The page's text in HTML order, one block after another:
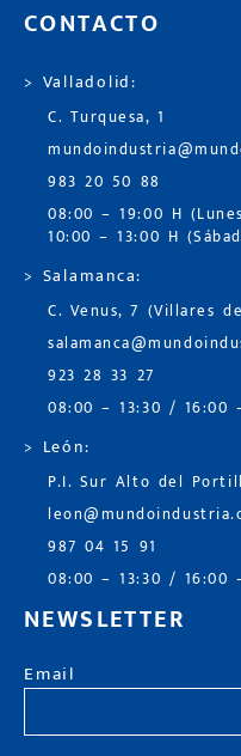
CONTACTO
> Valladolid:
C. Turquesa, 1
983 20 50 88
08:00 – 19:00 H
10:00 – 13:00 H
> Salamanca:
C. Venus, 7 (Villares
923 28 33 27
08:00 – 13:30 / 16:00
> León:
P.I. Sur Alto del
987 04 15 91
08:00 – 13:30 / 16:00
NEWSLETTER
Email